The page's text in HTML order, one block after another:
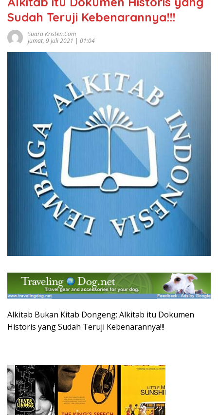
Sudah Teruji Kebenarannya!!!
Suara Kristen.com
Jumat, 9 Juli 2021 | 01:04
Alkitab Bukan Kitab Dongeng: Alkitab itu Dokumen
Historis yang Sudah Teruji Kebenarannya!!!